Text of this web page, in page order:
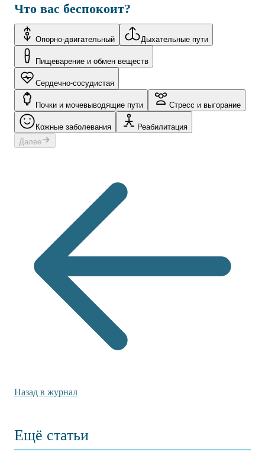
Что вас беспокоит?
Опорно-двигательный Дыхательные пути
Пищеварение и обмен веществ
Сердечно-сосудистая
Почки и мочевыводящие пути Стресс и выгорание
Кожные заболевания
Реабилитация
Далее
Назад в журнал
Ещё статьи